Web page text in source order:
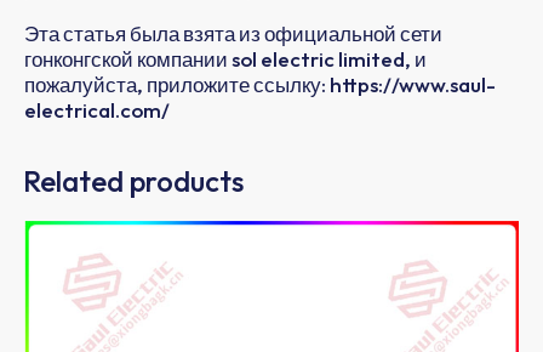
Эта статья была взята из официальной сети
гонконгской компании sol electric limited, и
пожалуйста, приложите ссылку: https://www.saul-
electrical.com/
Related products